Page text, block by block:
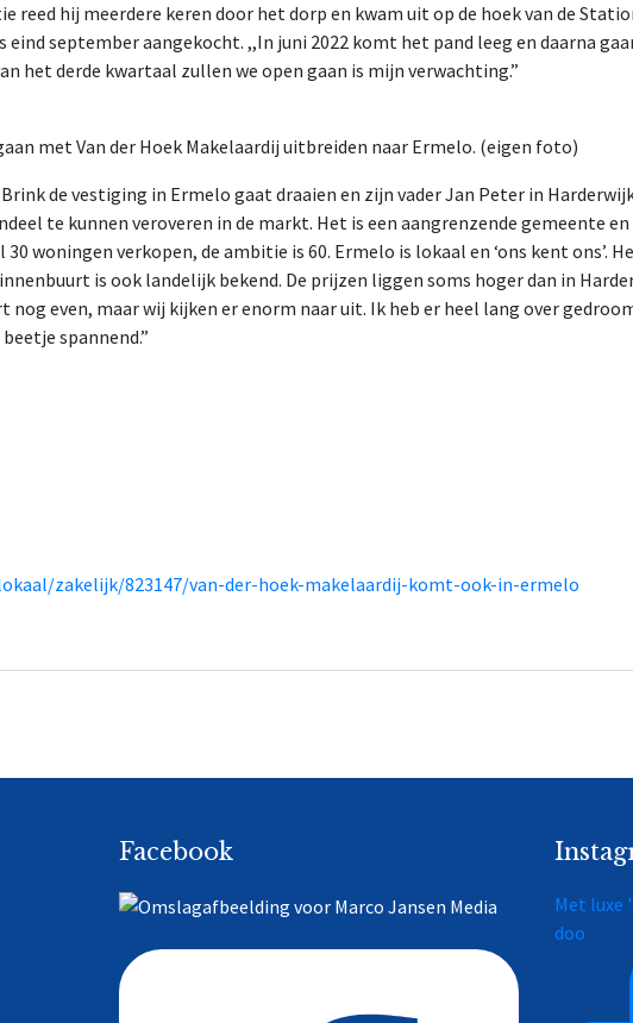
reed hij meerdere keren door het dorp en kwam uit op de hoek van de
eind september aangekocht. ,,In juni 2022 komt het pand leeg en daarna
het derde kwartaal zullen we open gaan is mijn verwachting.”
met Van der Hoek Makelaardij uitbreiden naar Ermelo. (eigen foto)
de vestiging in Ermelo gaat draaien en zijn vader Jan Peter in
te kunnen veroveren in de markt. Het is een aangrenzende gemeente
woningen verkopen, de ambitie is 60. Ermelo is lokaal en ‘ons kent ons’.
is ook landelijk bekend. De prijzen liggen soms hoger dan in
even, maar wij kijken er enorm naar uit. Ik heb er heel lang over
spannend.”
zakelijk/823147/van-der-hoek-makelaardij-komt-ook-in-ermelo
Facebook
Met luxe
doo